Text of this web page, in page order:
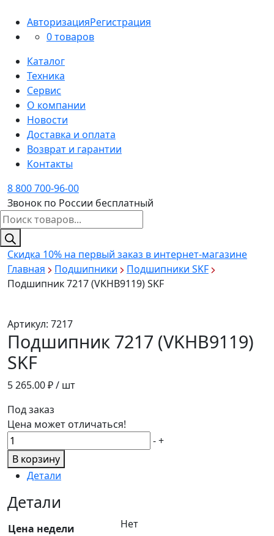
АвторизацияРегистрация
0 товаров
Каталог
Техника
Сервис
О компании
Новости
Доставка и оплата
Возврат и гарантии
Контакты
8 800 700-96-00
Звонок по России бесплатный
Поиск
товаров
Скидка 10% на первый заказ в интернет-магазине
Главная
Подшипники
Подшипники SKF
Подшипник 7217 (VKHB9119) SKF
Артикул: 7217
Подшипник 7217 (VKHB9119)
SKF
5 265.00₽ / шт
Под заказ
Цена может отличаться!
Количество
товара
Подшипник
7217
(VKHB9119)
SKF
-+
В корзину
Детали
Детали
Цена недели Нет